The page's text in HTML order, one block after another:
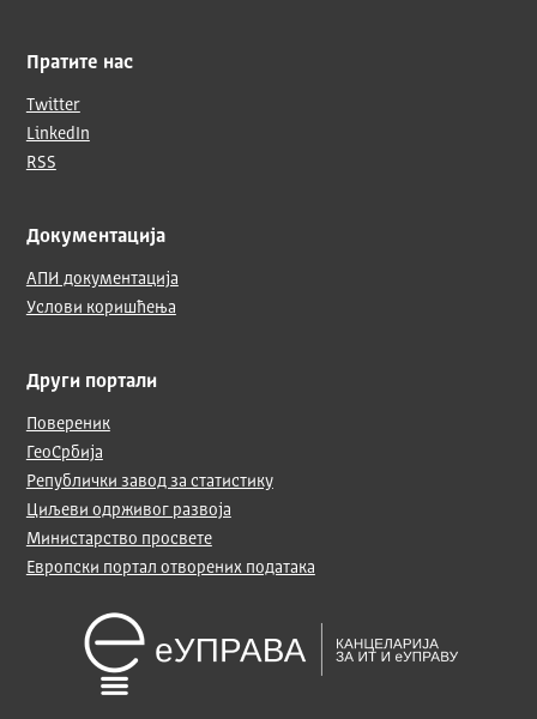
Пратите нас
Twitter
LinkedIn
RSS
Документација
АПИ документација
Услови коришћења
Други портали
Повереник
ГеоСрбија
Републички завод за статистику
Циљеви одрживог развоја
Министарство просвете
Европски портал отворених података